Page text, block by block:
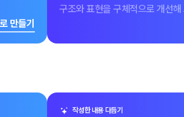
만들기
구조와 표현을 구체적으로 개선해
작성한 내용 다듬기